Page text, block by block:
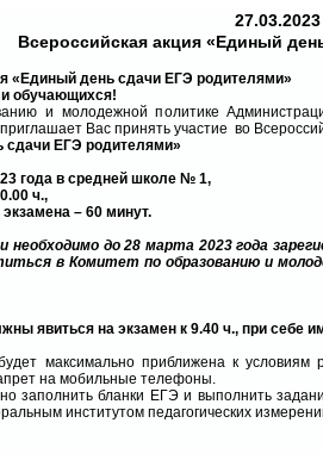
27.03.2023
Всероссийская акция «Единый
«Единый день сдачи ЕГЭ родителями»
обучающихся!
и молодежной политике
Вас принять участие во
сдачи ЕГЭ родителями»
года в средней школе № 1,
ч.,
– 60 минут.
необходимо до 28 марта 2023 года
в Комитет по образованию и
явиться на экзамен к 9.40 ч., при себе
максимально приближена к
на мобильные телефоны.
заполнить бланки ЕГЭ и выполнить
институтом педагогических